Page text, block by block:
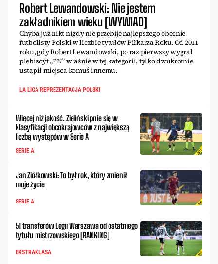
Robert Lewandowski: Nie jestem
zakładnikiem wieku [WYWIAD]
Chyba już nikt nigdy nie przebije najlepszego obecnie
futbolisty Polski w liczbie tytułów Piłkarza Roku. Od 2011
roku, gdy Robert Lewandowski, po raz pierwszy wygrał
plebiscyt „PN” właśnie w tej kategorii, tylko dwukrotnie
ustąpił miejsca komuś innemu.
LA LIGA REPREZENTACJA POLSKI
Więcej niż jakość. Zieliński pnie się w
klasyfikacji obcokrajowców z największą
liczbą występów w Serie A
SERIE A
Jan Ziółkowski: To był rok, który zmienił
moje życie
SERIE A
51 transferów Legii Warszawa od ostatniego
tytułu mistrzowskiego [RANKING]
EKSTRAKLASA